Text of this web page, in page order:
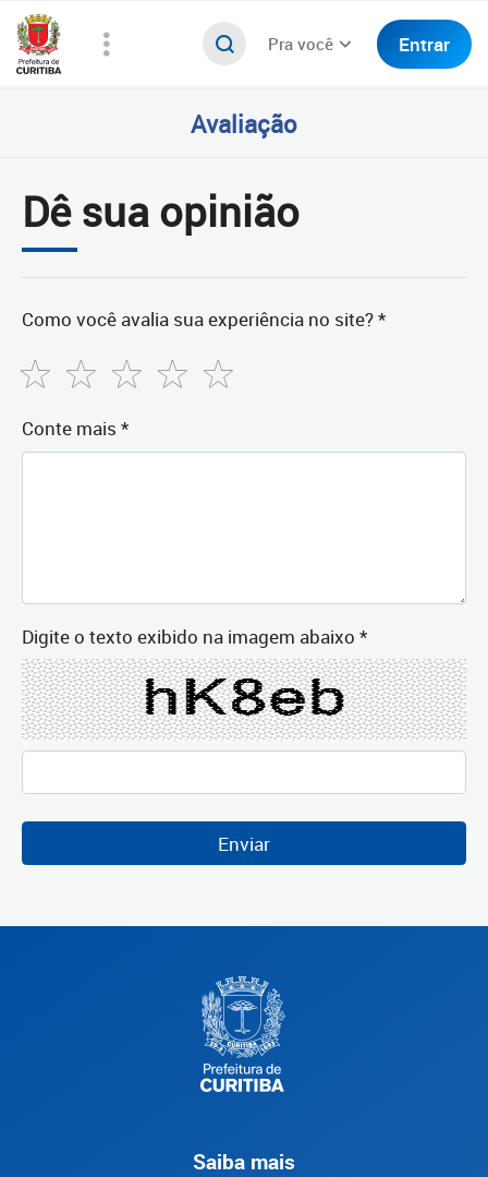
Pra você Entrar
Avaliação
Dê sua opinião
Como você avalia sua experiência no site? *
Conte mais *
Digite o texto exibido na imagem abaixo *
Saiba mais